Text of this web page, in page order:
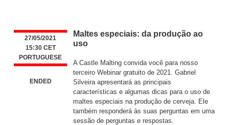
27/05/2021
15:30 CET
PORTUGUESE
ENDED
Maltes especiais: da produção ao
uso
A Castle Malting convida você para nosso
terceiro Webinar gratuito de 2021. Gabriel
Silveira apresentará as principais
características e algumas dicas para o uso de
maltes especiais na produção de cerveja. Ele
também responderá às suas perguntas em uma
sessão de perguntas e respostas.